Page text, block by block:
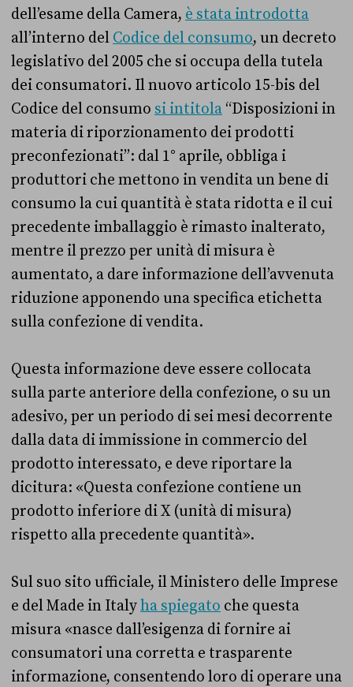
dell’esame della Camera, è stata introdotta
all’interno del Codice del consumo, un decreto
legislativo del 2005 che si occupa della tutela
dei consumatori. Il nuovo articolo 15-bis del
Codice del consumo si intitola “Disposizioni in
materia di riporzionamento dei prodotti
preconfezionati”: dal 1° aprile, obbliga i
produttori che mettono in vendita un bene di
consumo la cui quantità è stata ridotta e il cui
precedente imballaggio è rimasto inalterato,
mentre il prezzo per unità di misura è
aumentato, a dare informazione dell’avvenuta
riduzione apponendo una specifica etichetta
sulla confezione di vendita.
Questa informazione deve essere collocata
sulla parte anteriore della confezione, o su un
adesivo, per un periodo di sei mesi decorrente
dalla data di immissione in commercio del
prodotto interessato, e deve riportare la
dicitura: «Questa confezione contiene un
prodotto inferiore di X (unità di misura)
rispetto alla precedente quantità».
Sul suo sito ufficiale, il Ministero delle Imprese
e del Made in Italyha spiegato che questa
misura «nasce dall’esigenza di fornire ai
consumatori una corretta e trasparente
informazione, consentendo loro di operare una